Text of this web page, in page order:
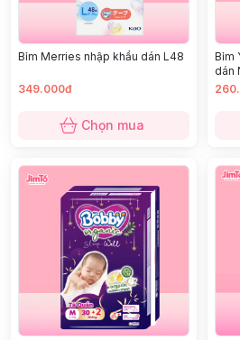
Bỉm Merries nhập khẩu dán L48
349.000đ
Chọn mua
Bỉm
dán